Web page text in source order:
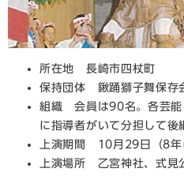
所在地 長崎市四杖町
保持団体 鍬踊獅子舞保存
組織 会員は90名。各芸能
に指導者がいて分担して後
上演期間 10月29日（8
上演場所 乙宮神社、式見